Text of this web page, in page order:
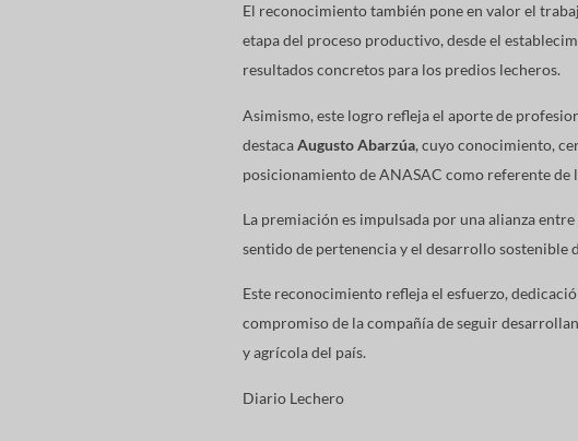
El reconocimiento también pone en valor el
etapa del proceso productivo, desde el
resultados concretos para los predios lecheros.
Asimismo, este logro refleja el aporte de
destacaAugusto Abarzúa, cuyo conocimiento,
posicionamiento de ANASAC como referente de
La premiación es impulsada por una alianza
sentido de pertenencia y el desarrollo sostenible
Este reconocimiento refleja el esfuerzo,
compromiso de la compañía de seguir
y agrícola del país.
Diario Lechero